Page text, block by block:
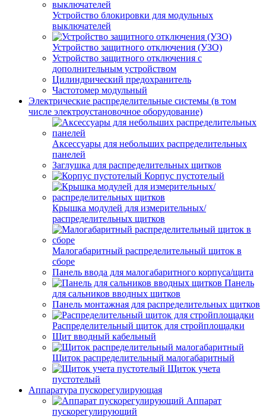
Устройство блокировки для модульных
выключателей
Устройство защитного отключения (УЗО)
Устройство защитного отключения с
дополнительным устройством
Цилиндрический предохранитель
Частотомер модульный
Электрические распределительные системы (в том
числе электроустановочное оборудование)
Аксессуары для небольших распределительных
панелей
Заглушка для распределительных щитков
Корпус пустотелый
Крышка модулей для измерительных/
распределительных щитков
Малогабаритный распределительный щиток в
сборе
Панель ввода для малогабаритного корпуса/щита
Панель
для сальников вводных щитков
Панель монтажная для распределительных щитков
Распределительный щиток для стройплощадки
Щит вводный кабельный
Щиток распределительный малогабаритный
Щиток учета
пустотелый
Аппаратура пускорегулирующая
Аппарат
пускорегулирующий